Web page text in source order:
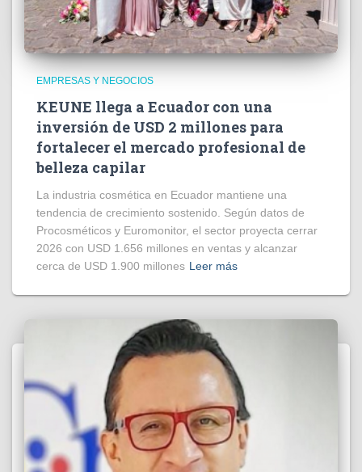
EMPRESAS Y NEGOCIOS
KEUNE llega a Ecuador con una
inversión de USD 2 millones para
fortalecer el mercado profesional de
belleza capilar
La industria cosmética en Ecuador mantiene una
tendencia de crecimiento sostenido. Según datos de
Procosméticos y Euromonitor, el sector proyecta cerrar
2026 con USD 1.656 millones en ventas y alcanzar
cerca de USD 1.900 millones Leer más